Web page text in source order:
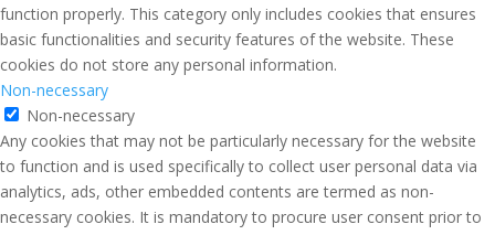
function properly. This category only includes cookies that ensures
basic functionalities and security features of the website. These
cookies do not store any personal information.
Non-necessary
Non-necessary
Any cookies that may not be particularly necessary for the website
to function and is used specifically to collect user personal data via
analytics, ads, other embedded contents are termed as non-
necessary cookies. It is mandatory to procure user consent prior to